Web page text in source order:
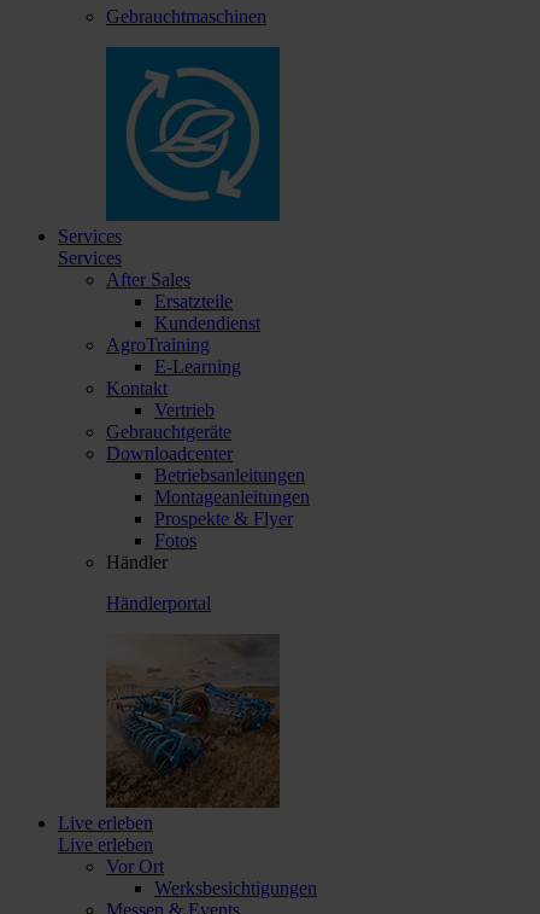
Gebrauchtmaschinen
Services
Services
After Sales
Ersatzteile
Kundendienst
AgroTraining
E-Learning
Kontakt
Vertrieb
Gebrauchtgeräte
Downloadcenter
Betriebsanleitungen
Montageanleitungen
Prospekte & Flyer
Fotos
Händler
Händlerportal
Live erleben
Live erleben
Vor Ort
Werksbesichtigungen
Messen & Events